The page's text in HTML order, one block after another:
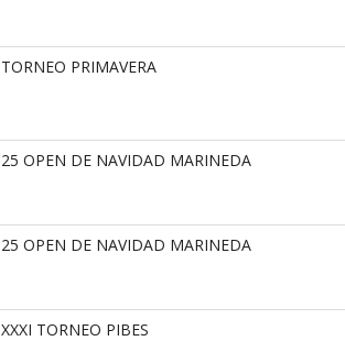
TORNEO PRIMAVERA
25 OPEN DE NAVIDAD MARINEDA
25 OPEN DE NAVIDAD MARINEDA
XXXI TORNEO PIBES